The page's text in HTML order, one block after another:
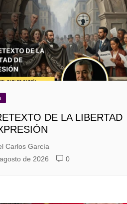
DE LA LIBERTAD
Carlos García
de 2026
0